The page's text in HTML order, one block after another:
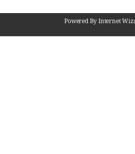
Powered By Internet